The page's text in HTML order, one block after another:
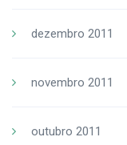
dezembro 2011
novembro 2011
outubro 2011